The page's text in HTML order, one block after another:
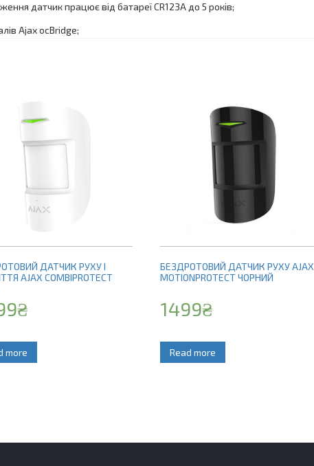
датчик працює від батареї CR123A до 5 років;
Ajax ocBridge;
ДАТЧИК РУХУ І
AJAX COMBIPROTECT
₴
more
БЕЗДРОТОВИЙ ДАТЧИК РУХУ AJAX
MOTIONPROTECT ЧОРНИЙ
1499₴
Read more